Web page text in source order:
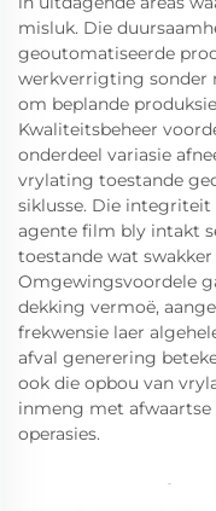
misluk. Die
geoutomatiseerde
werkverrigting sonder
om beplande
Kwaliteitsbeheer
onderdeel variasie
vrylating toestande
siklusse. Die
agente film bly intakt
toestande wat
Omgewingsvoordele
dekking vermoë,
frekwensie laer
afval generering
ook die opbou van
inmeng met afwaartse
operasies.